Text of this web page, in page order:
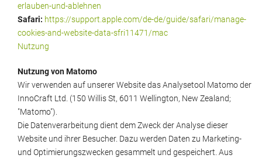
erlauben-und-ablehnen
Safari: https://support.apple.com/de-de/guide/safari/manage-
cookies-and-website-data-sfri11471/mac
Nutzung
Nutzung von Matomo
Wir verwenden auf unserer Website das Analysetool Matomo der
InnoCraft Ltd. (150 Willis St, 6011 Wellington, New Zealand;
"Matomo").
Die Datenverarbeitung dient dem Zweck der Analyse dieser
Website und ihrer Besucher. Dazu werden Daten zu Marketing-
und Optimierungszwecken gesammelt und gespeichert. Aus